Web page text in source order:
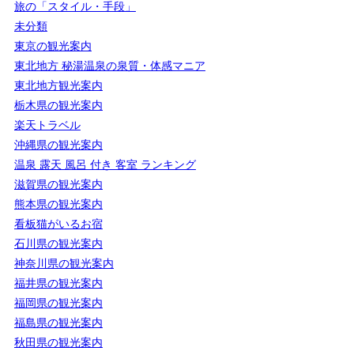
旅の「スタイル・手段」
未分類
東京の観光案内
東北地方 秘湯温泉の泉質・体感マニア
東北地方観光案内
栃木県の観光案内
楽天トラベル
沖縄県の観光案内
温泉 露天 風呂 付き 客室 ランキング
滋賀県の観光案内
熊本県の観光案内
看板猫がいるお宿
石川県の観光案内
神奈川県の観光案内
福井県の観光案内
福岡県の観光案内
福島県の観光案内
秋田県の観光案内